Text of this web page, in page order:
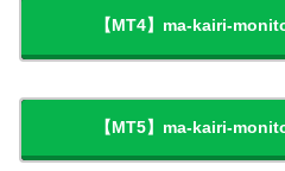
【MT4】ma-kairi-
【MT5】ma-kairi-